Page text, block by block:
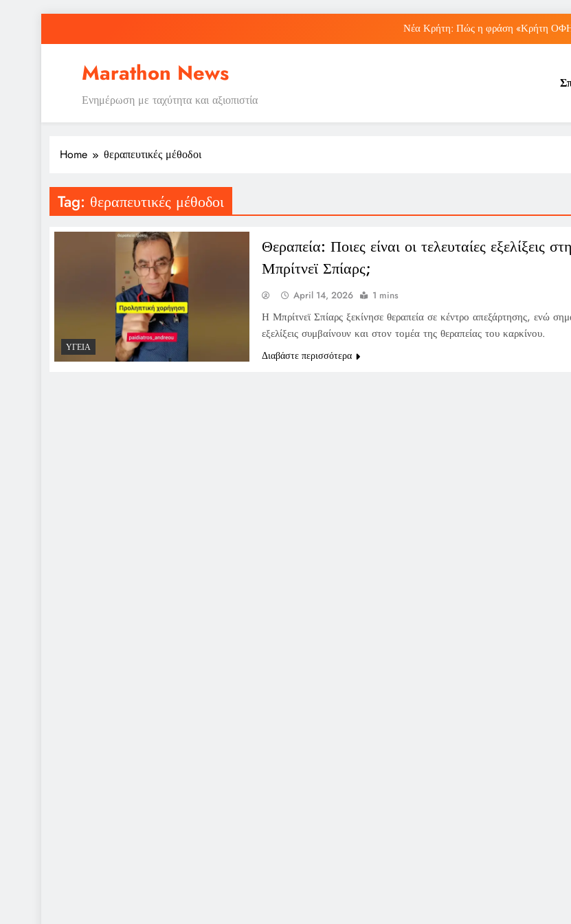
Νέα Κρήτη: Πώς η φράση «Κρήτη
Ιράκ: Ποιες είναι οι
Νέα Κρήτη: Πώς η φράση «Κρήτη
Μπέσσυ Αργυράκη: Ποια είναι η
Marathon News
Ενημέρωση με ταχύτητα και αξιοπιστία
Home θεραπευτικές μέθοδοι
Tag: θεραπευτικές μέθοδοι
ΥΓΕΊΑ
Θεραπεία: Ποιες είναι οι τελευταίες εξελίξεις
Μπρίτνεϊ Σπίαρς;
April 14, 2026 1 mins
Η Μπρίτνεϊ Σπίαρς ξεκίνησε θεραπεία σε κέντρο απεξάρτησης, ενώ
εξελίξεις συμβαίνουν και στον τομέα της θεραπείας του καρκίνου.
Διαβάστε περισσότερα